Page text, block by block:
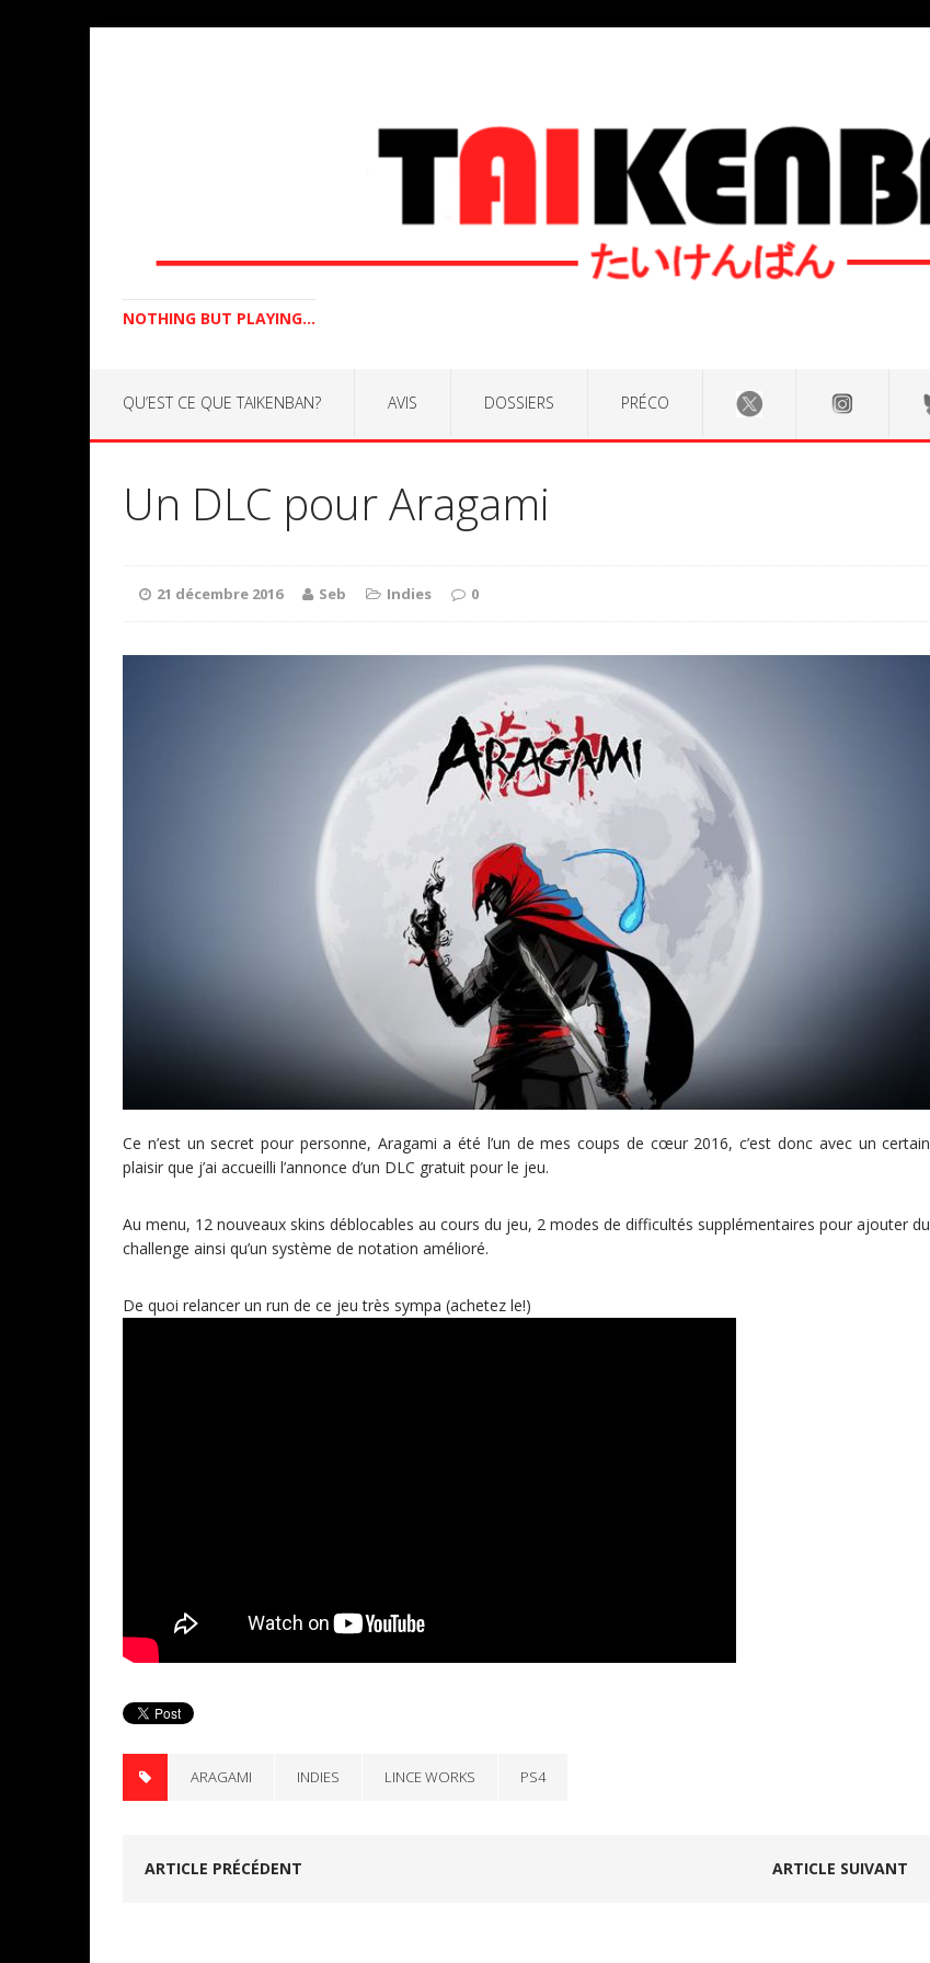
NOTHING BUT PLAYING...
QU’EST CE QUE TAIKENBAN? AVIS DOSSIERS PRÉCO
Un DLC pour Aragami
21 décembre 2016 Seb Indies 0
Ce n’est un secret pour personne, Aragami a été l’un de mes coups de cœur 2016, c’est donc avec un certain
plaisir que j’ai accueilli l’annonce d’un DLC gratuit pour le jeu.
Au menu, 12 nouveaux skins déblocables au cours du jeu, 2 modes de difficultés supplémentaires pour ajouter du
challenge ainsi qu’un système de notation amélioré.
De quoi relancer un run de ce jeu très sympa (achetez le!)
ARAGAMI INDIES LINCE WORKS PS4
ARTICLE PRÉCÉDENT ARTICLE SUIVANT